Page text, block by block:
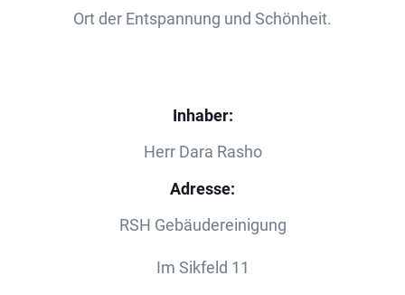
Ort der Entspannung und Schönheit.
Inhaber:
Herr Dara Rasho
Adresse:
RSH Gebäudereinigung
Im Sikfeld 11